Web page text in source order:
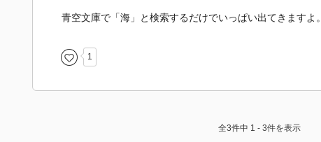
青空文庫で「海」と検索するだけでいっぱい出てきますよ。
1
全3件中 1 - 3件を表示